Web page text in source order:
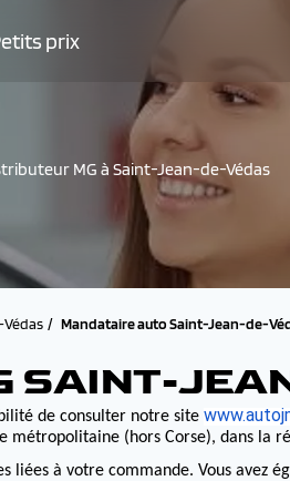
prix
MG à Saint-Jean-de-Védas
Mandataire auto Saint-Jean-de-
SAINT-
de consulter notre site
métropolitaine (hors Corse), dans la
liées à votre commande. Vous